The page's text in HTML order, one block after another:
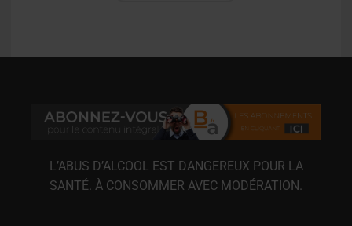
L’ABUS D’ALCOOL EST DANGEREUX POUR LA
SANTÉ. À CONSOMMER AVEC MODÉRATION.